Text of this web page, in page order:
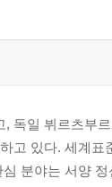
독일 뷔르츠부
고 있다. 세계
분야는 서양